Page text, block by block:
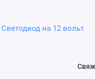
Светодиод на 12 вольт